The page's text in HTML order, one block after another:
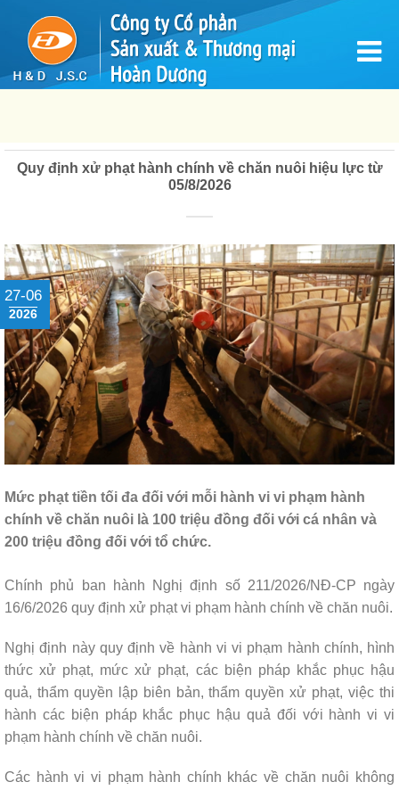
Quy định xử phạt hành chính về chăn nuôi hiệu lực từ
05/8/2026
27-06
2026
Mức phạt tiền tối đa đối với mỗi hành vi vi phạm hành
chính về chăn nuôi là 100 triệu đồng đối với cá nhân và
200 triệu đồng đối với tổ chức.
Chính phủ ban hành Nghị định số 211/2026/NĐ-CP ngày
16/6/2026 quy định xử phạt vi phạm hành chính về chăn nuôi.
Nghị định này quy định về hành vi vi phạm hành chính, hình
thức xử phạt, mức xử phạt, các biện pháp khắc phục hậu
quả, thẩm quyền lập biên bản, thẩm quyền xử phạt, việc thi
hành các biện pháp khắc phục hậu quả đối với hành vi vi
phạm hành chính về chăn nuôi.
Các hành vi vi phạm hành chính khác về chăn nuôi không